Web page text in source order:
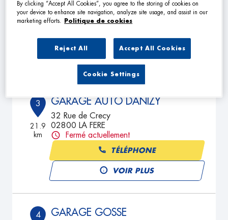
16.93
km
ZI RUE DU NOUVEAU MONDE
80240 ROISEL
Fermé actuellement
TÉLÉPHONE
VOIR PLUS
3
21.9
km
GARAGE AUTO DANIZY
32 Rue de Crecy
02800 LA FERE
Fermé actuellement
TÉLÉPHONE
VOIR PLUS
4 GARAGE GOSSE
By clicking “Accept All Cookies”, you agree to the storing of cookies on
your device to enhance site navigation, analyze site usage, and assist in our
marketing efforts.
Politique de cookies
Reject All Accept All Cookies
Cookie Settings